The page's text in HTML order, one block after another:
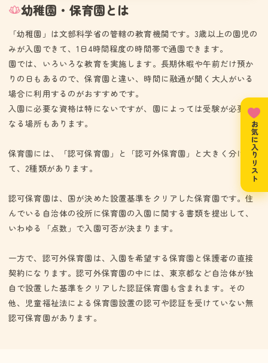
幼稚園・保育園とは
「幼稚園」は文部科学省の管轄の教育機関です。3歳以上の園児の
みが入園できて、1日4時間程度の時間帯で通園できます。
園では、いろいろな教育を実施します。長期休暇や午前だけ預か
りの日もあるので、保育園と違い、時間に融通が聞く大人がいる
場合に利用するのがおすすめです。
入園に必要な資格は特にないですが、園によっては受験が必要と
なる場所もあります。
保育園には、「認可保育園」と「認可外保育園」と大きく分け
て、2種類があります。
認可保育園は、国が決めた設置基準をクリアした保育園です。住
んでいる自治体の役所に保育園の入園に関する書類を提出して、
いわゆる「点数」で入園可否が決まります。
一方で、認可外保育園は、入園を希望する保育園と保護者の直接
契約になります。認可外保育園の中には、東京都など自治体が独
自で設置した基準をクリアした認証保育園も含まれます。その
他、児童福祉法による保育園設置の認可や認証を受けていない無
認可保育園があります。
お気に入りリスト